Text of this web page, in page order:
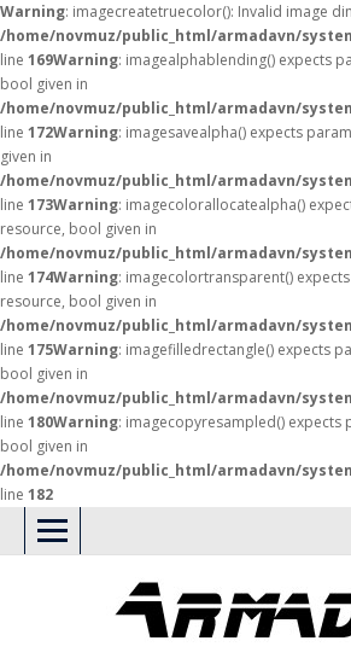
Warning: imagecreatetruecolor(): Invalid image
/home/novmuz/public_html/armadavn/
line 169Warning: imagealphablending() expects
bool given in
/home/novmuz/public_html/armadavn/
line 172Warning: imagesavealpha() expects
given in
/home/novmuz/public_html/armadavn/
line 173Warning: imagecolorallocatealpha()
resource, bool given in
/home/novmuz/public_html/armadavn/
line 174Warning: imagecolortransparent()
resource, bool given in
/home/novmuz/public_html/armadavn/
line 175Warning: imagefilledrectangle() expects
bool given in
/home/novmuz/public_html/armadavn/
line 180Warning: imagecopyresampled() expects
bool given in
/home/novmuz/public_html/armadavn/
line 182